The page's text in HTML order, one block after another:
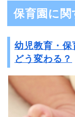
保育園に関
幼児教育・保
どう変わる？